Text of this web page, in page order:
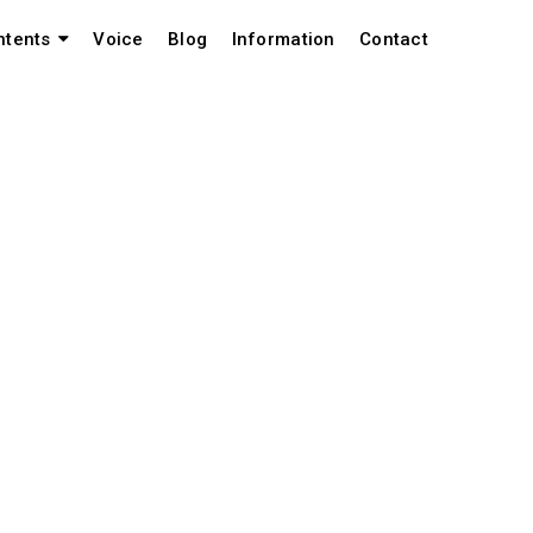
Voice Blog Information Contact